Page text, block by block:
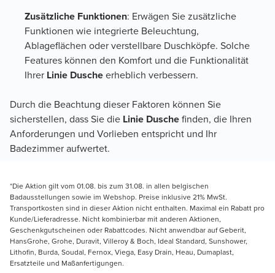
Zusätzliche Funktionen: Erwägen Sie zusätzliche
Funktionen wie integrierte Beleuchtung,
Ablageflächen oder verstellbare Duschköpfe. Solche
Features können den Komfort und die Funktionalität
Ihrer Linie Duscheerheblich verbessern.
Durch die Beachtung dieser Faktoren können Sie
sicherstellen, dass Sie die Linie Duschefinden, die Ihren
Anforderungen und Vorlieben entspricht und Ihr
Badezimmer aufwertet.
*Die Aktion gilt vom 01.08. bis zum 31.08. in allen belgischen
Badausstellungen sowie im Webshop. Preise inklusive 21% MwSt.
Transportkosten sind in dieser Aktion nicht enthalten. Maximal ein Rabatt pro
Kunde/Lieferadresse. Nicht kombinierbar mit anderen Aktionen,
Geschenkgutscheinen oder Rabattcodes. Nicht anwendbar auf Geberit,
HansGrohe, Grohe, Duravit, Villeroy & Boch, Ideal Standard, Sunshower,
Lithofin, Burda, Soudal, Fernox, Viega, Easy Drain, Heau, Dumaplast,
Ersatzteile und Maßanfertigungen.